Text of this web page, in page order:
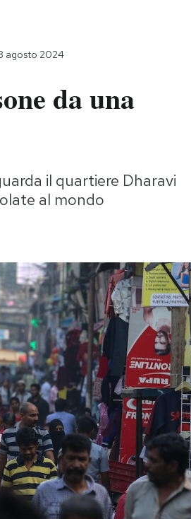
agosto 2024
da una
il quartiere Dharavi
al mondo